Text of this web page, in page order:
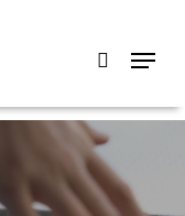
search
Menu